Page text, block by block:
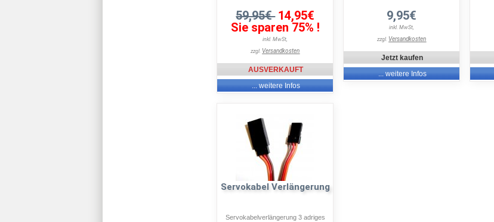
59,95€ 14,95€
Sie sparen 75% !
inkl. MwSt,
zzgl. Versandkosten
AUSVERKAUFT
... weitere Infos
9,95€
inkl. MwSt,
zzgl. Versandkosten
Jetzt kaufen
... weitere Infos
Servokabel Verlängerung
Servokabelverlängerung 3 adriges